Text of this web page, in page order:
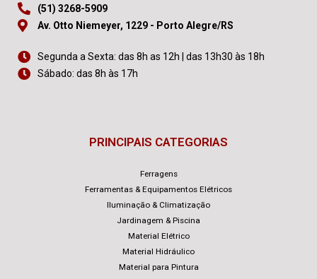
(51) 3268-5909
Av. Otto Niemeyer, 1229 - Porto Alegre/RS
Segunda a Sexta: das 8h as 12h | das 13h30 às 18h
Sábado: das 8h às 17h
PRINCIPAIS CATEGORIAS
Ferragens
Ferramentas & Equipamentos Elétricos
Iluminação & Climatização
Jardinagem & Piscina
Material Elétrico
Material Hidráulico
Material para Pintura